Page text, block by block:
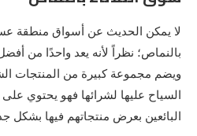
لا يمكن الحديث عن أسواق منطقة
بالنماص؛ نظراً لأنه يعد واحدًا من
ويضم مجموعة كبيرة من المنتجات
البائعين بعرض منتجاتهم فيها بشكل